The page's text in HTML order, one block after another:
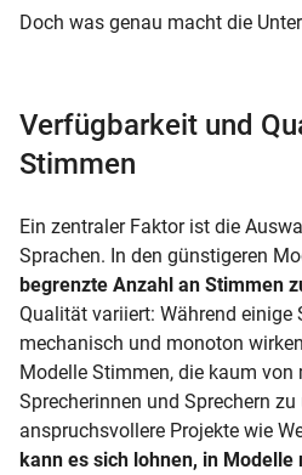
Doch was genau macht die
Verfügbarkeit und
Stimmen
Ein zentraler Faktor ist die
Sprachen. In den günstigeren
begrenzte Anzahl an Stimmen
Qualität variiert: Während einige
mechanisch und monoton
Modelle Stimmen, die kaum von
Sprecherinnen und Sprechern
anspruchsvollere Projekte wie
kann es sich lohnen, in